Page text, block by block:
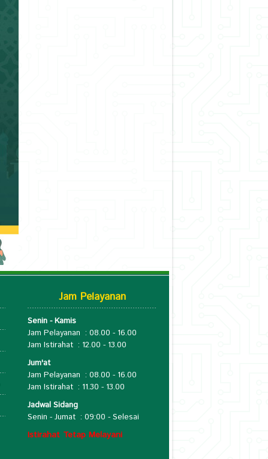
Jam Pelayanan
Senin - Kamis
Jam Pelayanan : 08.00 - 16.00
Jam Istirahat : 12.00 - 13.00
Jum'at
Jam Pelayanan : 08.00 - 16.00
Jam Istirahat : 11.30 - 13.00
Jadwal Sidang
Senin - Jumat : 09:00 - Selesai
Istirahat Tetap Melayani